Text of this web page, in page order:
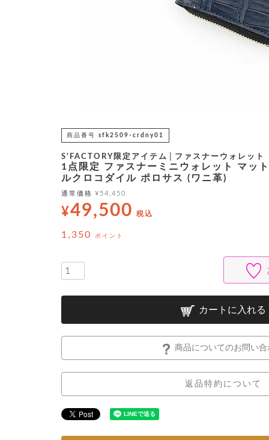
商品番号 sfk2509-crdny01
S'FACTORY限定アイテム│ファスナーウォレット
1点限定 ファスナーミニウォレット マッ
ルクロコダイル ポロサス (ワニ革)
通常価格 ¥ 54,450
¥49,500 税込
1,350 ポイント
カートに入れる
商品についてのお問い合
返品特約について